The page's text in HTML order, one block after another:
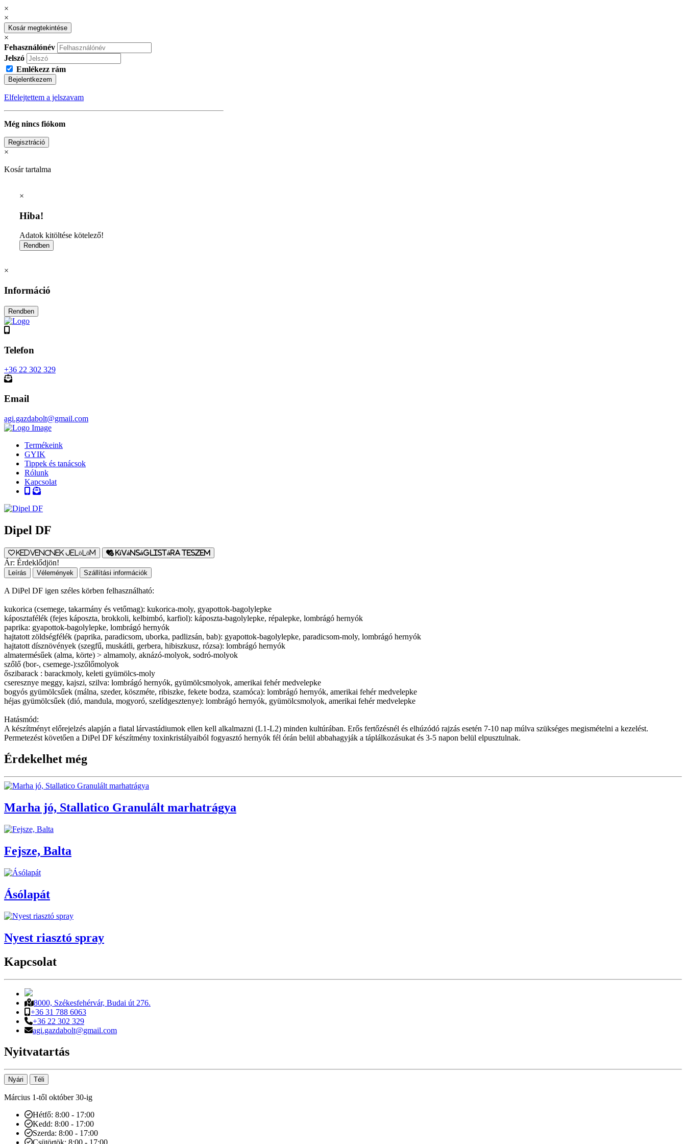
×
×
Kosár megtekintése
×
Fehasználónév
Jelszó
Emlékezz rám
Bejelentkezem
Elfelejtettem a jelszavam
Még nincs fiókom
Regisztráció
×
Kosár tartalma
×
Hiba!
Adatok kitöltése kötelező!
×
Információ
Telefon
+36 22 302 329
Email
agi.gazdabolt@gmail.com
Termékeink
GYIK
Tippek és tanácsok
Rólunk
Kapcsolat
Dipel DF
Kedvencnek jelölöm Kívánságlistára teszem
Ár: Érdeklődjön!
Leírás Vélemények Szállítási információk
A DiPel DF igen széles körben felhasználható:
kukorica (csemege, takarmány és vetőmag): kukorica-moly, gyapottok-bagolylepke
káposztafélék (fejes káposzta, brokkoli, kelbimbó, karfiol): káposzta-bagolylepke, répalepke, lombrágó hernyók
paprika: gyapottok-bagolylepke, lombrágó hernyók
hajtatott zöldségfélék (paprika, paradicsom, uborka, padlizsán, bab): gyapottok-bagolylepke, paradicsom-moly, lombrágó hernyók
hajtatott dísznövények (szegfű, muskátli, gerbera, hibiszkusz, rózsa): lombrágó hernyók
almatermésűek (alma, körte) > almamoly, aknázó-molyok, sodró-molyok
szőlő (bor-, csemege-):szőlőmolyok
őszibarack : barackmoly, keleti gyümölcs-moly
cseresznye meggy, kajszi, szilva: lombrágó hernyók, gyümölcsmolyok, amerikai fehér medvelepke
bogyós gyümölcsűek (málna, szeder, köszméte, ribiszke, fekete bodza, szamóca): lombrágó hernyók, amerikai fehér medvelepke
héjas gyümölcsűek (dió, mandula, mogyoró, szelídgesztenye): lombrágó hernyók, gyümölcsmolyok, amerikai fehér medvelepke
Hatásmód:
A készítményt előrejelzés alapján a fiatal lárvastádiumok ellen kell alkalmazni (L1-L2) minden kultúrában. Erős fertőzésnél és elhúzódó rajzás esetén 7-10 nap múlva szükséges megismételni a kezelést.
Permetezést követően a DiPel DF készítmény toxinkristályaiból fogyasztó hernyók fél órán belül abbahagyják a táplálkozásukat és 3-5 napon belül elpusztulnak.
Érdekelhet még
Marha jó, Stallatico Granulált marhatrágya
Fejsze, Balta
Ásólapát
Nyest riasztó spray
Kapcsolat
8000, Székesfehérvár, Budai út 276.
+36 31 788 6063
+36 22 302 329
agi.gazdabolt@gmail.com
Nyitvatartás
Nyári Téli
Március 1-től október 30-ig
Hétfő: 8:00 - 17:00
Kedd: 8:00 - 17:00
Szerda: 8:00 - 17:00